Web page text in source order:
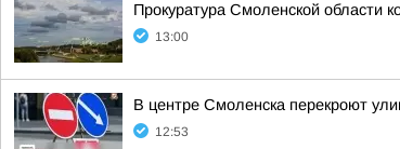
Прокуратура Смоленской области
13:00
В центре Смоленска перекроют
12:53